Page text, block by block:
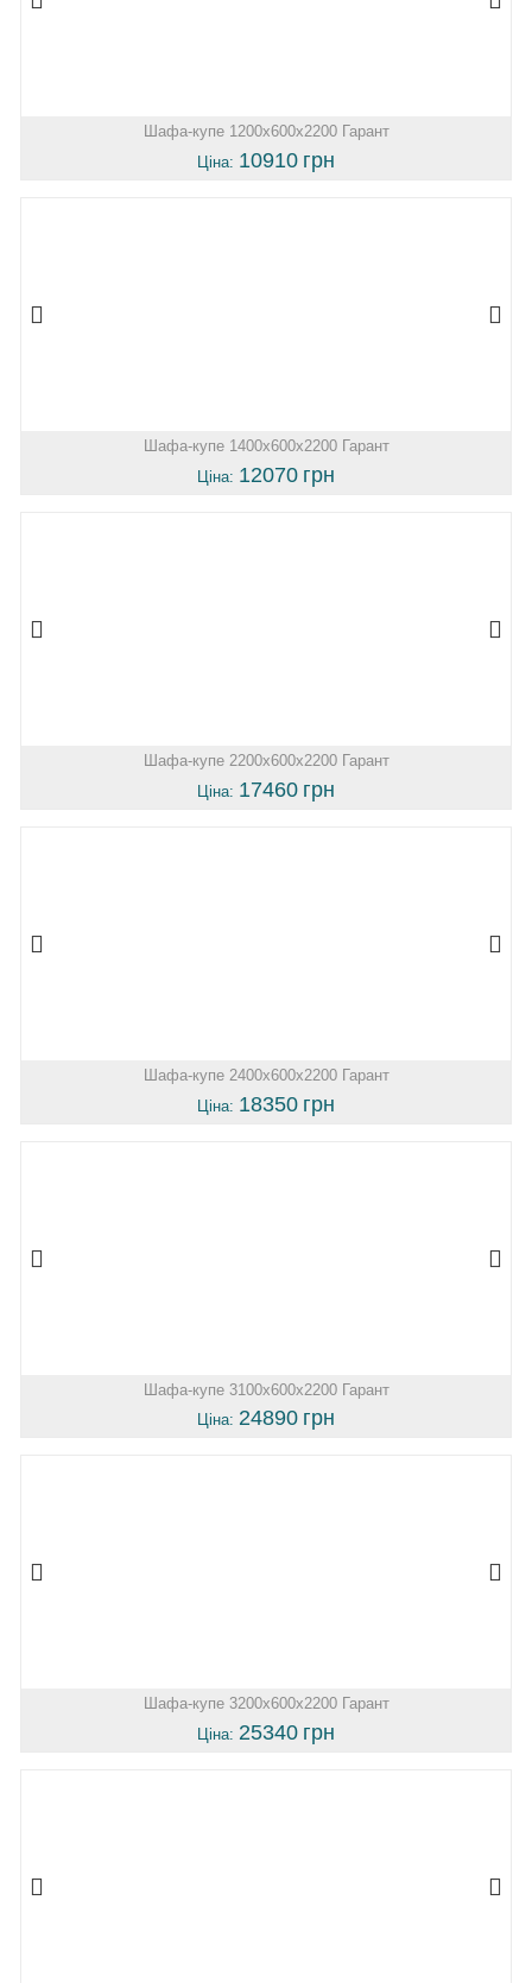
Шафа-купе 1200х600х2200 Гарант
Ціна: 10910 грн
Шафа-купе 1400х600х2200 Гарант
Ціна: 12070 грн
Шафа-купе 2200х600х2200 Гарант
Ціна: 17460 грн
Шафа-купе 2400х600х2200 Гарант
Ціна: 18350 грн
Шафа-купе 3100х600х2200 Гарант
Ціна: 24890 грн
Шафа-купе 3200х600х2200 Гарант
Ціна: 25340 грн